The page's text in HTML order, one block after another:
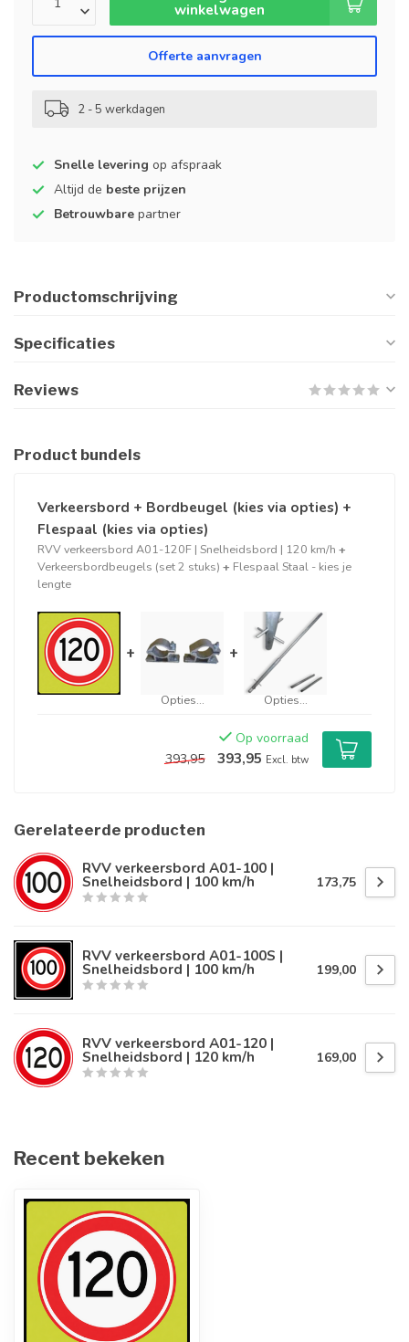
winkelwagen
Offerte aanvragen
2 - 5 werkdagen
Snelle levering op afspraak
Altijd de beste prijzen
Betrouwbare partner
Productomschrijving
Specificaties
Reviews
Product bundels
Verkeersbord + Bordbeugel (kies via opties) +
Flespaal (kies via opties)
RVV verkeersbord A01-120F | Snelheidsbord | 120 km/h +
Verkeersbordbeugels (set 2 stuks) + Flespaal Staal - kies je
lengte
+
Opties...
+
Opties...
Op voorraad
393,95
393,95 Excl. btw
Gerelateerde producten
RVV verkeersbord A01-100 |
Snelheidsbord | 100 km/h 173,75
RVV verkeersbord A01-100S |
Snelheidsbord | 100 km/h 199,00
RVV verkeersbord A01-120 |
Snelheidsbord | 120 km/h 169,00
Recent bekeken